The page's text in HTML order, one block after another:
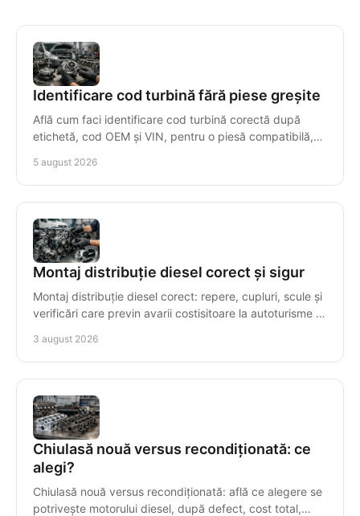
Identificare cod turbină fără piese greșite
Află cum faci identificare cod turbină corectă după
etichetă, cod OEM și VIN, pentru o piesă compatibilă,
5 august 2026
Montaj distribuție diesel corect și sigur
Montaj distribuție diesel corect: repere, cupluri, scule și
verificări care previn avarii costisitoare la autoturisme și
3 august 2026
Chiulasă nouă versus recondiționată: ce
alegi?
Chiulasă nouă versus recondiționată: află ce alegere se
potrivește motorului diesel, după defect, cost total,